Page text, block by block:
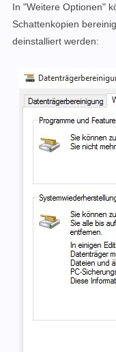
In "Weitere Optionen"
Schattenkopien
deinstalliert werden: